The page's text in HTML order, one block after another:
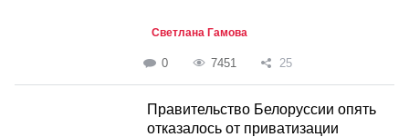
Светлана Гамова
0 7451 25
Правительство Белоруссии опять
отказалось от приватизации